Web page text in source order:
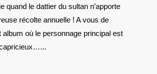
récolte annuelle ! A vous de
album où le personnage principal est